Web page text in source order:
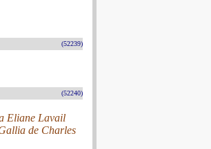
(52239)
(52240)
Eliane Lavail
de Charles